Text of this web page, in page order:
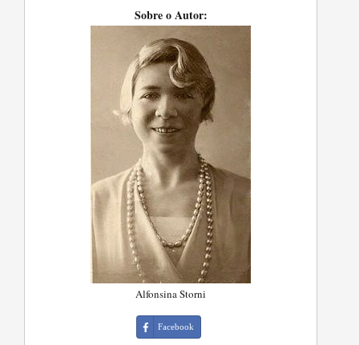
Sobre o Autor:
Alfonsina Storni
Facebook